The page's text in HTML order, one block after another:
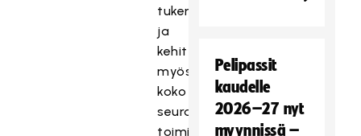
tukena
ja
kehittää
myös
koko
seuran
toimintaa
Pelipassit
kaudelle
2026–27 nyt
myynnissä –